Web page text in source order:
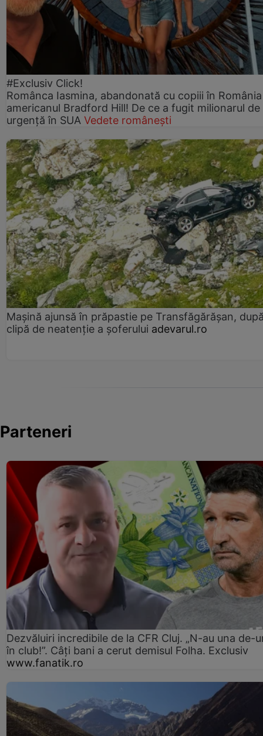
#Exclusiv Click!
Românca Iasmina, abandonată cu copiii în
americanul Bradford Hill! De ce a fugit milionarul de
urgență în SUA Vedete românești
Mașină ajunsă în prăpastie pe Transfăgărășan,
clipă de neatenție a șoferului adevarul.ro
Parteneri
Dezvăluiri incredibile de la CFR Cluj. „N-au una de-
în club!”. Câți bani a cerut demisul Folha. Exclusiv
www.fanatik.ro